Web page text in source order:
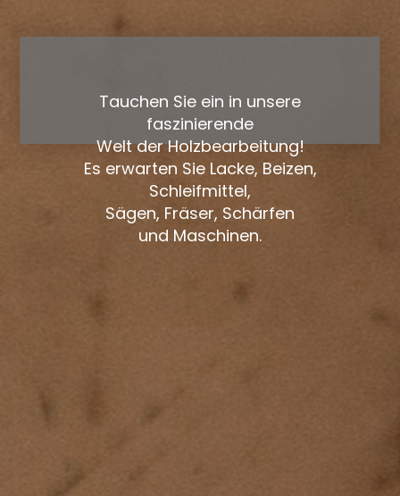
Tauchen Sie ein in unsere
faszinierende
Welt der Holzbearbeitung!
Es erwarten Sie Lacke, Beizen,
Schleifmittel,
Sägen, Fräser, Schärfen
und Maschinen.